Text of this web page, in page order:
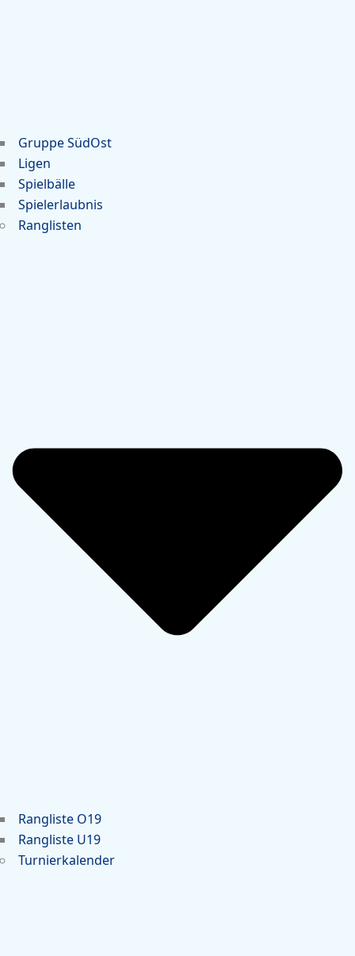
Gruppe SüdOst
Ligen
Spielbälle
Spielerlaubnis
Ranglisten
Rangliste O19
Rangliste U19
Turnierkalender